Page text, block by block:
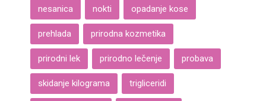
nesanica nokti opadanje kose
prehlada prirodna kozmetika
prirodni lek prirodno lečenje probava
skidanje kilograma trigliceridi